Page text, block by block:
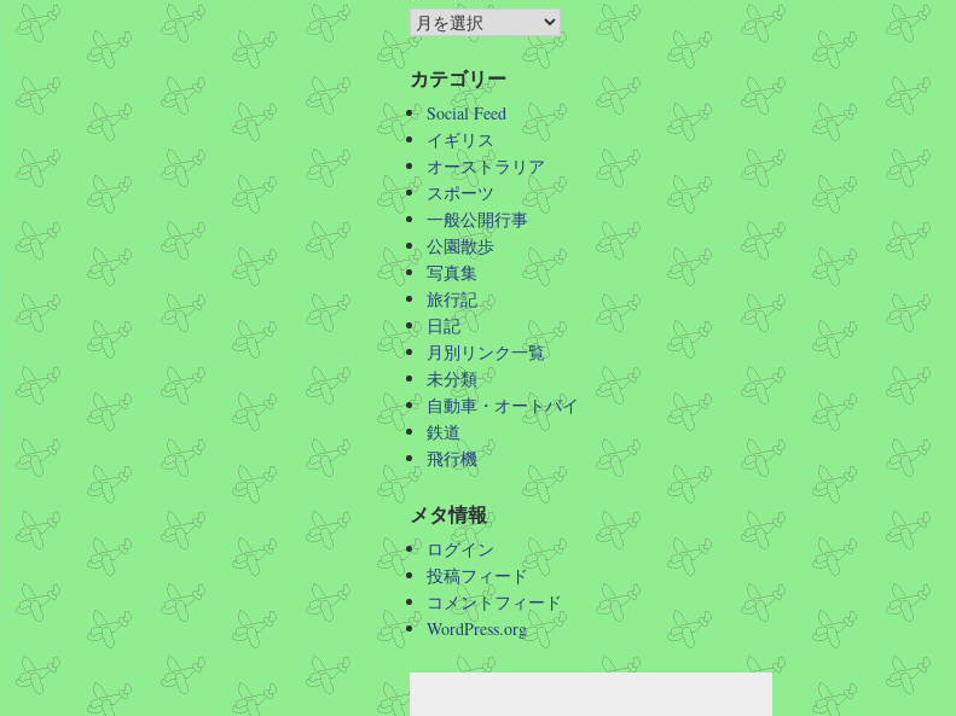
カテゴリー
Social Feed
イギリス
オーストラリア
スポーツ
一般公開行事
公園散歩
写真集
旅行記
日記
月別リンク一覧
未分類
自動車・オートバイ
鉄道
飛行機
メタ情報
ログイン
投稿フィード
コメントフィード
WordPress.org